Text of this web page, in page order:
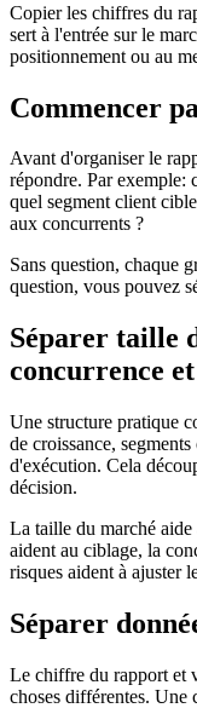
Copier les chiffres du
sert à l'entrée sur le
positionnement ou au
Commencer
Avant d'organiser le
répondre. Par exemple:
quel segment client
aux concurrents ?
Sans question, chaque
question, vous pouvez
Séparer taille
concurrence
Une structure pratique
de croissance,
d'exécution. Cela
décision.
La taille du marché
aident au ciblage, la
risques aident à ajuster
Séparer
Le chiffre du rapport et
choses différentes. Une